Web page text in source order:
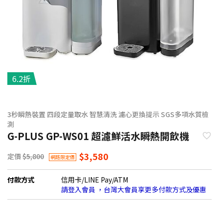
6.2折
3秒瞬熱裝置 四段定量取水 智慧清洗 濾心更換提示 SGS多項水質檢
測
G-PLUS GP-WS01 超濾鮮活水瞬熱開飲機
定價 $5,800 網路限定價 $3,580
付款方式
信用卡/LINE Pay/ATM
請登入會員 ，台灣大會員享更多付款方式及優惠